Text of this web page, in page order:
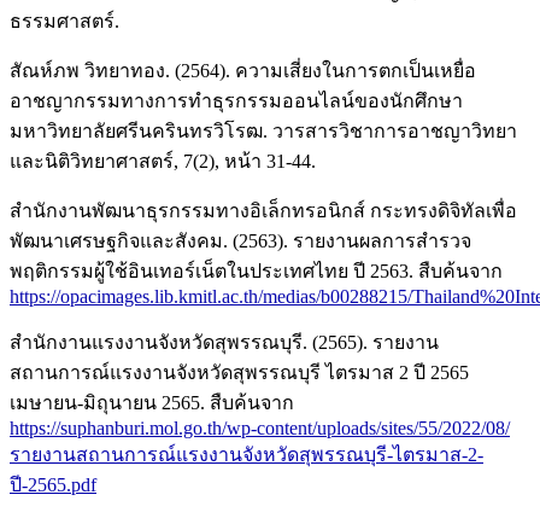
ธรรมศาสตร์.
สัณห์ภพ วิทยาทอง. (2564). ความเสี่ยงในการตกเป็นเหยื่อ
อาชญากรรมทางการทำธุรกรรมออนไลน์ของนักศึกษา
มหาวิทยาลัยศรีนครินทรวิโรฒ. วารสารวิชาการอาชญาวิทยา
และนิติวิทยาศาสตร์, 7(2), หน้า 31-44.
สำนักงานพัฒนาธุรกรรมทางอิเล็กทรอนิกส์ กระทรงดิจิทัลเพื่อ
พัฒนาเศรษฐกิจและสังคม. (2563). รายงานผลการสํารวจ
พฤติกรรมผู้ใช้อินเทอร์เน็ตในประเทศไทย ปี 2563. สืบค้นจาก
https://opacimages.lib.kmitl.ac.th/medias/b00288215/
สำนักงานแรงงานจังหวัดสุพรรณบุรี. (2565). รายงาน
สถานการณ์แรงงานจังหวัดสุพรรณบุรี ไตรมาส 2 ปี 2565
เมษายน-มิถุนายน 2565. สืบค้นจาก
https://suphanburi.mol.go.th/wp-content/uploads/sites/55/2022/08/
รายงานสถานการณ์แรงงานจังหวัดสุพรรณบุรี-ไตรมาส-2-
ปี-2565.pdf